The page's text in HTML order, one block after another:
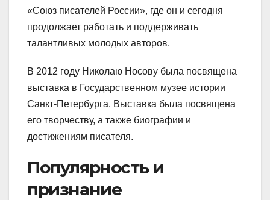
«Союз писателей России», где он и сегодня
продолжает работать и поддерживать
талантливых молодых авторов.
В 2012 году Николаю Носову была посвящена
выставка в Государственном музее истории
Санкт-Петербурга. Выставка была посвящена
его творчеству, а также биографии и
достижениям писателя.
Популярность и
признание